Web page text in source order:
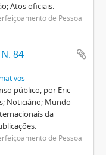
Atos oficiais.
de Pessoal
84
público, por Eric
Noticiário; Mundo
da
de Pessoal